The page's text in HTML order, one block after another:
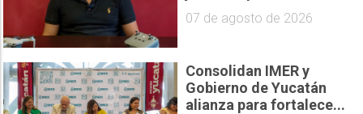
07 de agosto de 2026
Consolidan IMER y
Gobierno de Yucatán
alianza para fortalece...